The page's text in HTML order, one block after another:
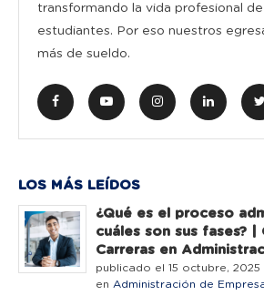
transformando la vida profesional
estudiantes. Por eso nuestros
más de sueldo.
LOS MÁS LEÍDOS
¿Qué es el proceso
cuáles son sus fases? |
Carreras en
publicado el 15 octubre, 2025
en Administración de